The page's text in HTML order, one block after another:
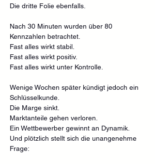
Die dritte Folie ebenfalls.
Nach 30 Minuten wurden über 80
Kennzahlen betrachtet.
Fast alles wirkt stabil.
Fast alles wirkt positiv.
Fast alles wirkt unter Kontrolle.
Wenige Wochen später kündigt jedoch ein
Schlüsselkunde.
Die Marge sinkt.
Marktanteile gehen verloren.
Ein Wettbewerber gewinnt an Dynamik.
Und plötzlich stellt sich die unangenehme
Frage: